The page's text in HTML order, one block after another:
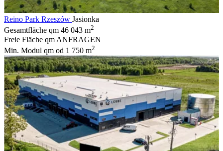
Reino Park Rzeszów Jasionka
Gesamtfläche qm 46 043 m2
Freie Fläche qm ANFRAGEN
Min. Modul qm od 1 750 m2